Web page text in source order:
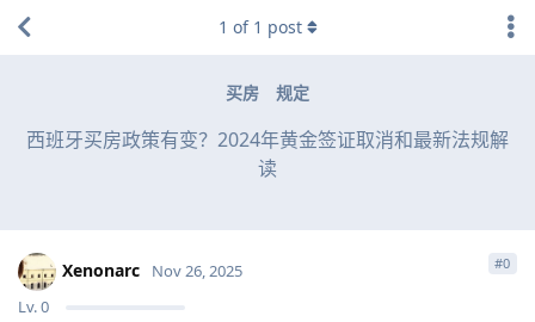
买房 规定
西班牙买房政策有变？2024年黄金签证取消和最新法规解
读
1 of 1 post
Xenonarc
Lv.0
Nov 26, 2025 #0